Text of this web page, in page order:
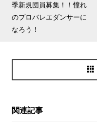
季新規団員募集！！憧れ
のプロバレエダンサーに
なろう！
関連記事